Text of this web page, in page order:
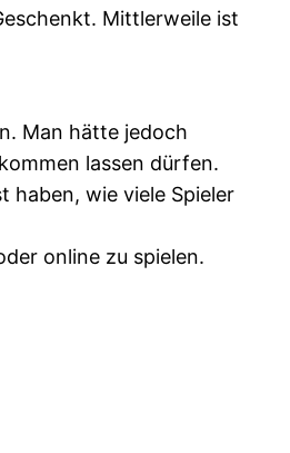
Mittlerweile ist
Man hätte jedoch
lassen dürfen.
haben, wie viele Spieler
online zu spielen.